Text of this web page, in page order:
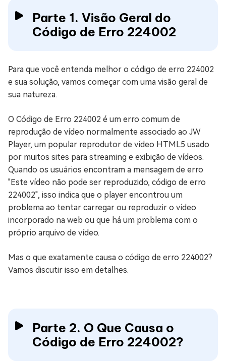
Parte 1. Visão Geral do
Código de Erro 224002
Para que você entenda melhor o código de erro 224002
e sua solução, vamos começar com uma visão geral de
sua natureza.
O Código de Erro 224002 é um erro comum de
reprodução de vídeo normalmente associado ao JW
Player, um popular reprodutor de vídeo HTML5 usado
por muitos sites para streaming e exibição de vídeos.
Quando os usuários encontram a mensagem de erro
"Este vídeo não pode ser reproduzido, código de erro
224002", isso indica que o player encontrou um
problema ao tentar carregar ou reproduzir o vídeo
incorporado na web ou que há um problema com o
próprio arquivo de vídeo.
Mas o que exatamente causa o código de erro 224002?
Vamos discutir isso em detalhes.
Parte 2. O Que Causa o
Código de Erro 224002?